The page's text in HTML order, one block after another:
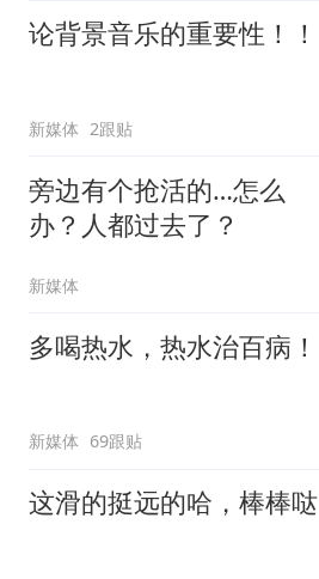
论背景音乐的重要性！！
新媒体 2跟贴
旁边有个抢活的…怎么
办？人都过去了？
新媒体
多喝热水，热水治百病！
新媒体 69跟贴
这滑的挺远的哈，棒棒哒